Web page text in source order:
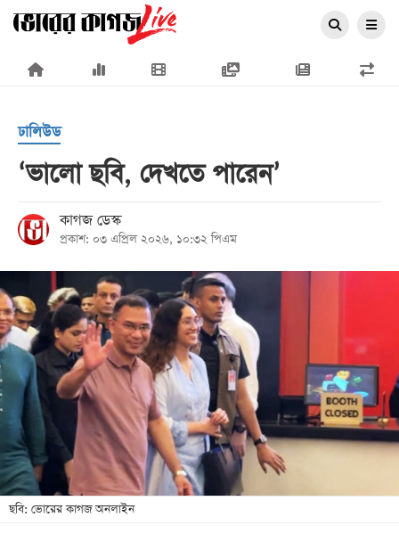
×
প্রচ্ছদ
রাজনীতি
অর্থনীতি
আন্তর্জাতিক
সারাদেশ
খেলা
বিনোদন
লাইফ
স্টাইল
ঢালিউড
‘ভালো ছবি, দেখতে পারেন’
কাগজ ডেস্ক
প্রকাশ: ০৩ এপ্রিল ২০২৬, ১০:৩২ পিএম
ছবি: ভোরের কাগজ অনলাইন